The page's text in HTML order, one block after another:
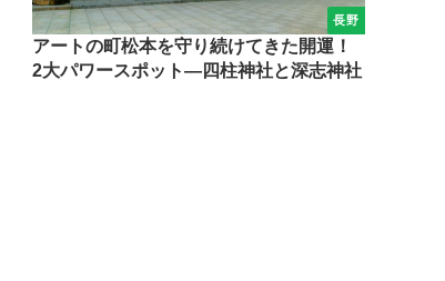
長野
アートの町松本を守り続けてきた開運！
2大パワースポット―四柱神社と深志神社